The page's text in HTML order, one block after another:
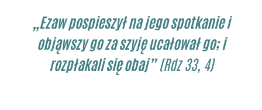
„Ezaw pospieszył na jego spotkanie i
objąwszy go za szyję ucałował go; i
rozpłakali się obaj”(Rdz 33, 4)